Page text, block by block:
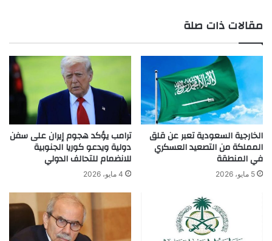
مقالات ذات صلة
الخارجية السعودية تعبر عن قلق
المملكة من التصعيد العسكري
في المنطقة
5 مايو، 2026
ترامب يؤكد هجوم إيران على سفن
دولية ويدعو كوريا الجنوبية
للانضمام للتحالف الدولي
4 مايو، 2026